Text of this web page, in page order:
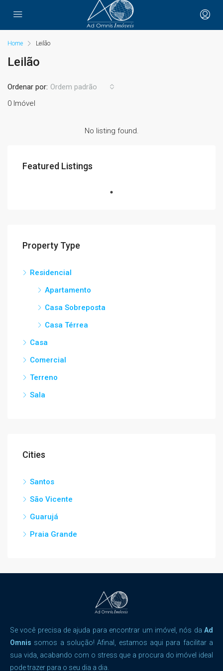
Home Leilão
Leilão
0 Imóvel
Ordenar por: Ordem padrão
No listing found.
Featured Listings
Property Type
Residencial
Apartamento
Casa Sobreposta
Casa Térrea
Casa
Comercial
Terreno
Sala
Cities
Santos
São Vicente
Guarujá
Praia Grande
Se você precisa de ajuda para encontrar um imóvel, nós da Ad
Omnis somos a solução! Afinal, estamos aqui para facilitar a
sua vida, acabando com o stress que a procura do imóvel ideal
pode trazer para o seu dia a dia.